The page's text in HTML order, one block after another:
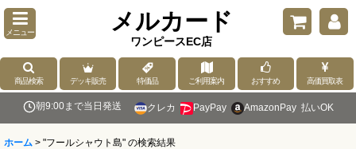
メニュー メルカード
ワンピースEC店
商品検索 デッキ販売 特価品 ご利用案内 おすすめ 高価買取表
朝9:00まで当日発送 クレカ PayPay AmazonPay 払いOK
ホーム > "フールシャウト島" の検索結果